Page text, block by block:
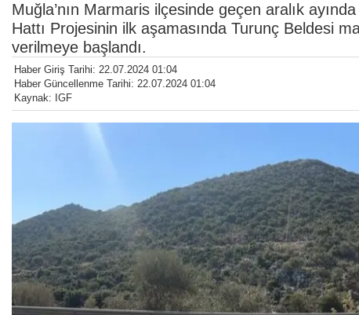
Muğla’nın Marmaris ilçesinde geçen aralık
Hattı Projesinin ilk aşamasında Turunç Beldesi
verilmeye başlandı.
Haber Giriş Tarihi: 22.07.2024 01:04
Haber Güncellenme Tarihi: 22.07.2024 01:04
Kaynak: IGF